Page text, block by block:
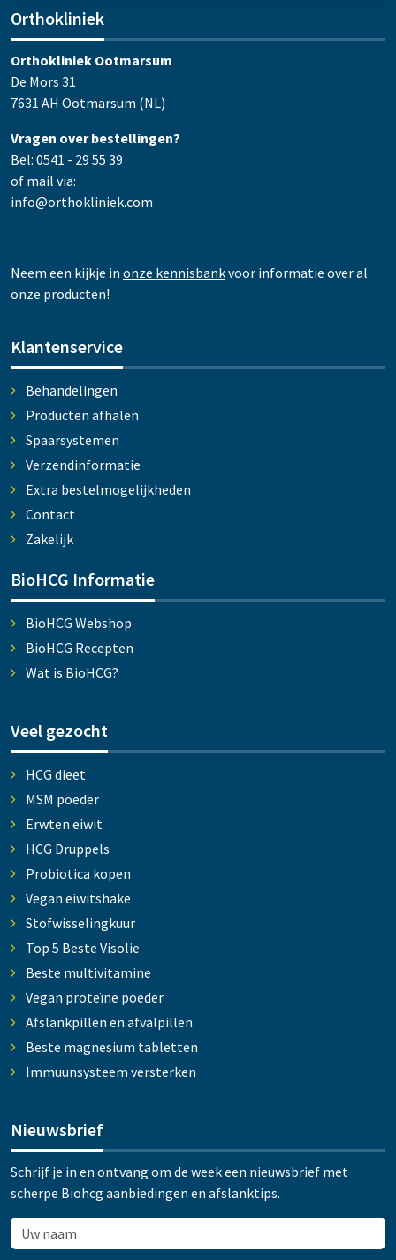
Orthokliniek
Orthokliniek Ootmarsum
De Mors 31
7631 AH Ootmarsum (NL)
Vragen over bestellingen?
Bel: 0541 - 29 55 39
of mail via:
info@orthokliniek.com
Neem een kijkje in onze kennisbankvoor informatie over al
onze producten!
Klantenservice
Behandelingen
Producten afhalen
Spaarsystemen
Verzendinformatie
Extra bestelmogelijkheden
Contact
Zakelijk
BioHCG Informatie
BioHCG Webshop
BioHCG Recepten
Wat is BioHCG?
Veel gezocht
HCG dieet
MSM poeder
Erwten eiwit
HCG Druppels
Probiotica kopen
Vegan eiwitshake
Stofwisselingkuur
Top 5 Beste Visolie
Beste multivitamine
Vegan proteïne poeder
Afslankpillen en afvalpillen
Beste magnesium tabletten
Immuunsysteem versterken
Nieuwsbrief
Schrijf je in en ontvang om de week een nieuwsbrief met
scherpe Biohcg aanbiedingen en afslanktips.